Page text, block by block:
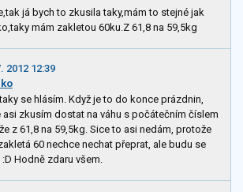
já bych to zkusila taky,mám to stejné jak
mám zakletou 60ku.Z 61,8 na 59,5kg
2012 12:39
se hlásím. Když je to do konce prázdnin,
asi zkusím dostat na váhu s počátečním číslem
z 61,8 na 59,5kg. Sice to asi nedám, protože
60 nechce nechat přeprat, ale budu se
Hodně zdaru všem.